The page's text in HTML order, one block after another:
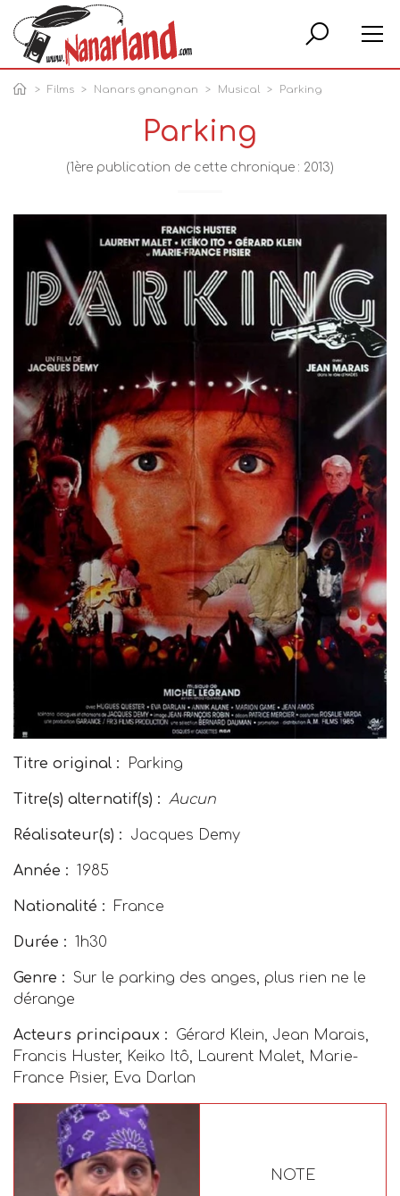
Films Nanars gnangnan Musical Parking
Parking
(1ère publication de cette chronique : 2013)
Titre original : Parking
Titre(s) alternatif(s) : Aucun
Réalisateur(s) : Jacques Demy
Année : 1985
Nationalité : France
Durée : 1h30
Genre :
Sur le parking des anges, plus rien ne le
dérange
Acteurs principaux :
Gérard Klein, Jean Marais,
Francis Huster, Keiko Itô, Laurent Malet, Marie-
France Pisier, Eva Darlan
NOTE